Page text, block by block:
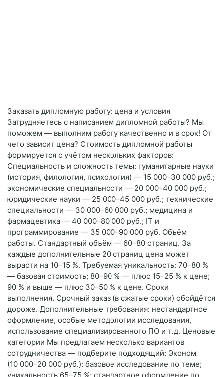
Заказать дипломную работу: цена и условия
Затрудняетесь с написанием дипломной работы? Мы
поможем — выполним работу качественно и в срок! От
чего зависит цена? Стоимость дипломной работы
формируется с учётом нескольких факторов:
Специальность и сложность темы: гуманитарные науки
(история, филология, психология) — 15 000–30 000 руб.;
экономические специальности — 20 000–40 000 руб.;
юридические науки — 25 000–45 000 руб.; технические
специальности — 30 000–60 000 руб.; медицина и
фармацевтика — 40 000–80 000 руб.; IT и
программирование — 35 000–90 000 руб. Объём
работы. Стандартный объём — 60–80 страниц. За
каждые дополнительные 20 страниц цена может
вырасти на 10–15 %. Требуемая уникальность: 70–80 %
— базовая стоимость; 80–90 % — плюс 15–25 % к цене;
90 % и выше — плюс 30–50 % к цене. Сроки
выполнения. Срочный заказ (в сжатые сроки) обойдётся
дороже. Дополнительные требования: нестандартное
оформление, особые методологии исследования,
использование специализированного ПО и т. д. Ценовые
категории Мы предлагаем несколько вариантов
сотрудничества — подберите подходящий: Эконом
(10 000–20 000 руб.): базовое исследование по теме;
уникальность 65–75 %; стандартное оформление по